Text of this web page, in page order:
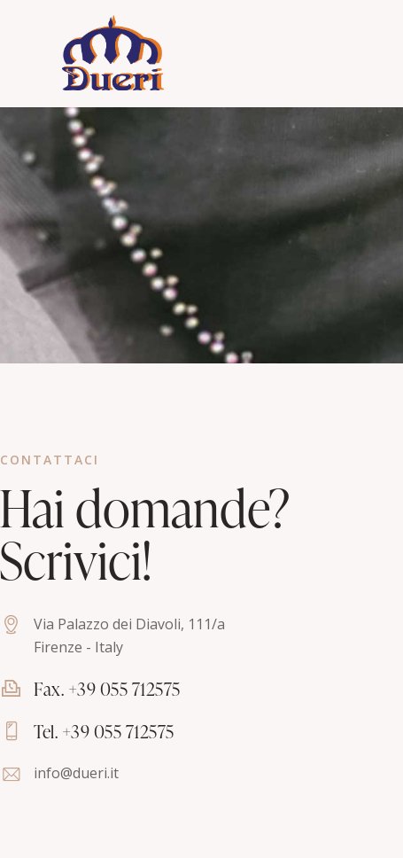
CONTATTACI
Hai domande?
Scrivici!
Via Palazzo dei Diavoli, 111/a
Firenze - Italy
Fax. +39 055 712575
Tel. +39 055 712575
info@dueri.it